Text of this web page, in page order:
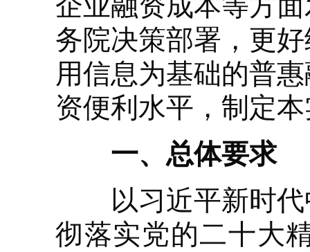
务院决策部署，更
用信息为基础的普
资便利水平，制定
一、总体要求
以习近平新时代
彻落实党的二十大